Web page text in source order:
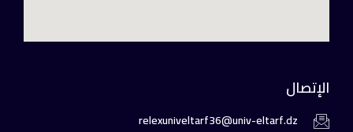
الإتصال
relexuniveltarf36@univ-eltarf.dz